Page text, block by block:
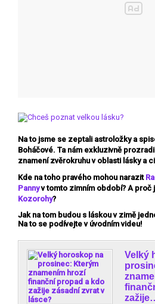
Na to jsme se zeptali astroložky a
Boháčové. Ta nám exkluzivně
znamení zvěrokruhu v oblasti lásky a
Kde na toho pravého mohou narazit
Pannyv tomto zimním období? A proč
Kozorohy?
Jak na tom budou s láskou v zimě
Na to se podívejte v úvodním videu!
Velký